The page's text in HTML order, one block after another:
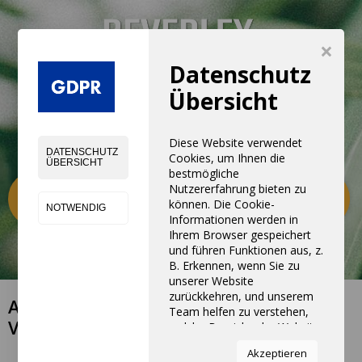
×
DATENSCHUTZ
ÜBERSICHT
NOTWENDIG
Datenschutz
Übersicht
Diese Website verwendet
Cookies, um Ihnen die
bestmögliche
Nutzererfahrung bieten zu
können. Die Cookie-
Informationen werden in
Ihrem Browser gespeichert
und führen Funktionen aus, z.
B. Erkennen, wenn Sie zu
unserer Website
zurückkehren, und unserem
Team helfen zu verstehen,
welche Bereiche der Website
nützlichsten finden.Akzeptieren
ALTE ALLGEMEINE
VERKAUFSBEDINGUNGEN